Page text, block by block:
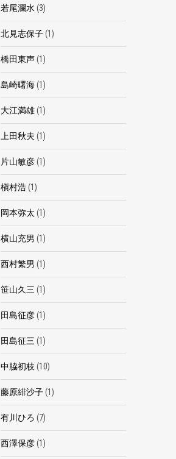
若尾瀾水 (3)
北見志保子(1)
橋田東声(1)
島崎曙海(1)
大江満雄(1)
上田秋夫 (1)
片山敏彦(1)
槇村浩(1)
岡本弥太 (1)
横山充男 (1)
西村繁男 (1)
笹山久三 (1)
田島征彦(1)
田島征三 (1)
中脇初枝 (10)
藤原緋沙子(1)
有川ひろ (7)
西澤保彦(1)